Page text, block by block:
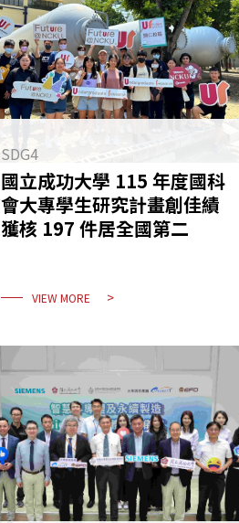
SDG4
國立成功大學 115 年度國科
會大專學生研究計畫創佳績
獲核 197 件居全國第二
VIEW MORE